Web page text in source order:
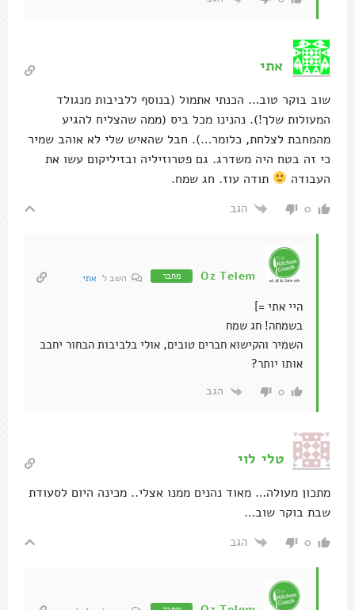
אתי
שוב בוקר טוב… הכנתי אתמול (בנוסף ללביבות מנגולד
המעולות שלך!). נהנינו מכל ביס (ממה שהצליח להגיע
מהמחבת לצלחת, כלומר…). חבל שהאיש שלי לא אוהב שמיר
כי זה בטח היה משדרג. גם פטרוזיליה ובזיליקום עשו את
העבודה
תודה עוז. חג שמח.
0 הגב
Oz Telem מחבר השב ל אתי
היי אתי =]
בשמחה! חג שמח
השמיר והקישוא חברים טובים, אולי בלביבות הבחור יחבב
אותו יותר?
0 הגב
טלי לוי
מתכון מעולה… מאוד נהנים ממנו אצלי.. מכינה היום לסעודת
שבת בוקר שוב…
0 הגב